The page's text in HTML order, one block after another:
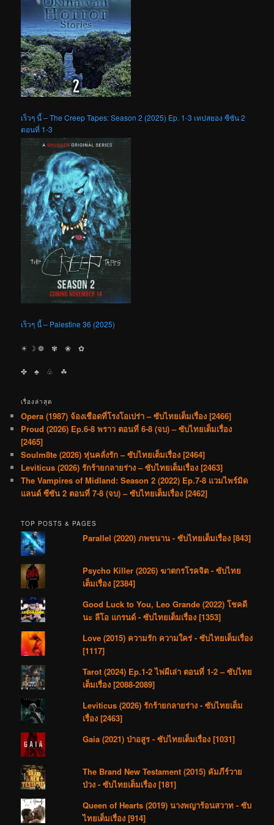
เร็วๆ นี้ – The Creep Tapes: Season 2 (2025) Ep. 1-3 เทปสยอง ซีซัน 2
ตอนที่ 1-3
เร็วๆ นี้ – Palestine 36 (2025)
☀︎ ☽ ❁ ✾ ❀ ✿
✤ ♣︎ ♧ ☘︎
เรื่องล่าสุด
Opera (1987) จ้องเชือดที่โรงโอเปร่า – ซับไทยเต็มเรื่อง [2466]
Proud (2026) Ep.6-8 พราว ตอนที่ 6-8 (จบ) – ซับไทยเต็มเรื่อง
[2465]
Soulm8te (2026) หุ่นคลั่งรัก – ซับไทยเต็มเรื่อง [2464]
Leviticus (2026) รักร้ายกลายร่าง – ซับไทยเต็มเรื่อง [2463]
The Vampires of Midland: Season 2 (2022) Ep.7-8 แวมไพร์มิด
แลนด์ ซีซัน 2 ตอนที่ 7-8 (จบ) – ซับไทยเต็มเรื่อง [2462]
TOP POSTS & PAGES
Parallel (2020) ภพขนาน - ซับไทยเต็มเรื่อง [843]
Psycho Killer (2026) ฆาตกรโรคจิต - ซับไทย
เต็มเรื่อง [2384]
Good Luck to You, Leo Grande (2022) โชคดี
นะ ลีโอ แกรนด์ - ซับไทยเต็มเรื่อง [1353]
Love (2015) ความรัก ความใคร่ - ซับไทยเต็มเรื่อง
[1117]
Tarot (2024) Ep.1-2 ไพ่ผีเล่า ตอนที่ 1-2 – ซับไทย
เต็มเรื่อง [2088-2089]
Leviticus (2026) รักร้ายกลายร่าง - ซับไทยเต็ม
เรื่อง [2463]
Gaia (2021) ป่าอสูร - ซับไทยเต็มเรื่อง [1031]
The Brand New Testament (2015) คัมภีร์วาย
ป่วง - ซับไทยเต็มเรื่อง [181]
Queen of Hearts (2019) นางพญาร้อนสวาท - ซับ
ไทยเต็มเรื่อง [914]